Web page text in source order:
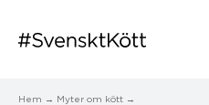
Hem
Myter om kött